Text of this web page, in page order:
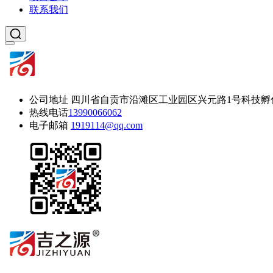
联系我们
公司地址 四川省自贡市沿滩区工业园区兴元路1号科技孵
热线电话13990066062
电子邮箱 1919114@qq.com